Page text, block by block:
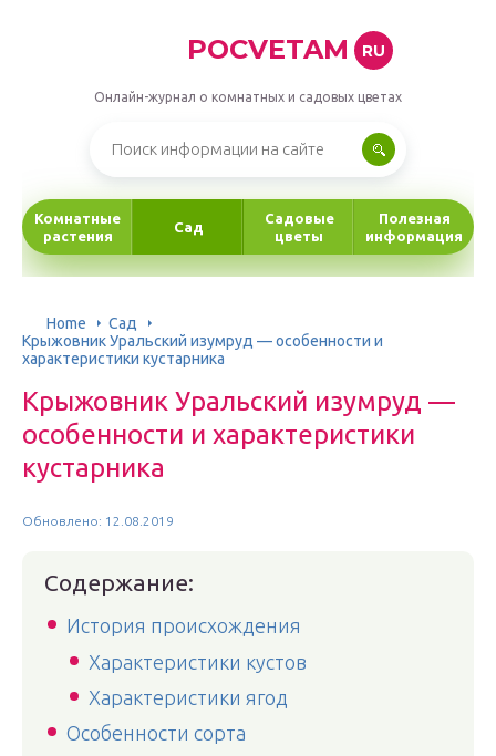
POCVETAM RU
Онлайн-журнал о комнатных и садовых цветах
Комнатные
растения
Сад
Садовые
цветы
Полезная
информация
Home
Сад
Крыжовник Уральский изумруд — особенности и
характеристики кустарника
Крыжовник Уральский изумруд —
особенности и характеристики
кустарника
Обновлено: 12.08.2019
Содержание:
История происхождения
Характеристики кустов
Характеристики ягод
Особенности сорта